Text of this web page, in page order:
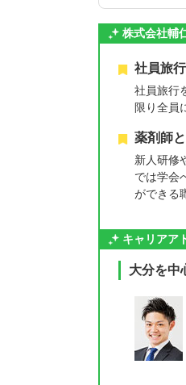
株式会社輔
社員旅
社員旅行
限り全員
薬剤師
新人研修
では学会
ができる
キャリアア
大分を中